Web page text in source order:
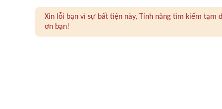
Xin lỗi bạn vì sự bất tiện này, Tính năng tìm kiếm
ơn bạn!